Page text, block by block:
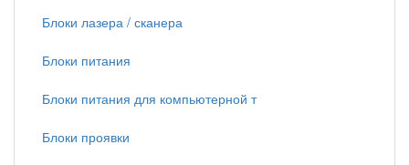
Блоки лазера / сканера
Блоки питания
Блоки питания для компьютерной т
Блоки проявки